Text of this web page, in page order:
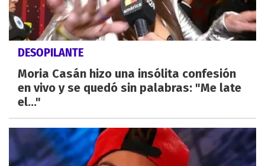
DESOPILANTE
Moria Casán hizo una insólita confesión
en vivo y se quedó sin palabras: "Me late
el..."